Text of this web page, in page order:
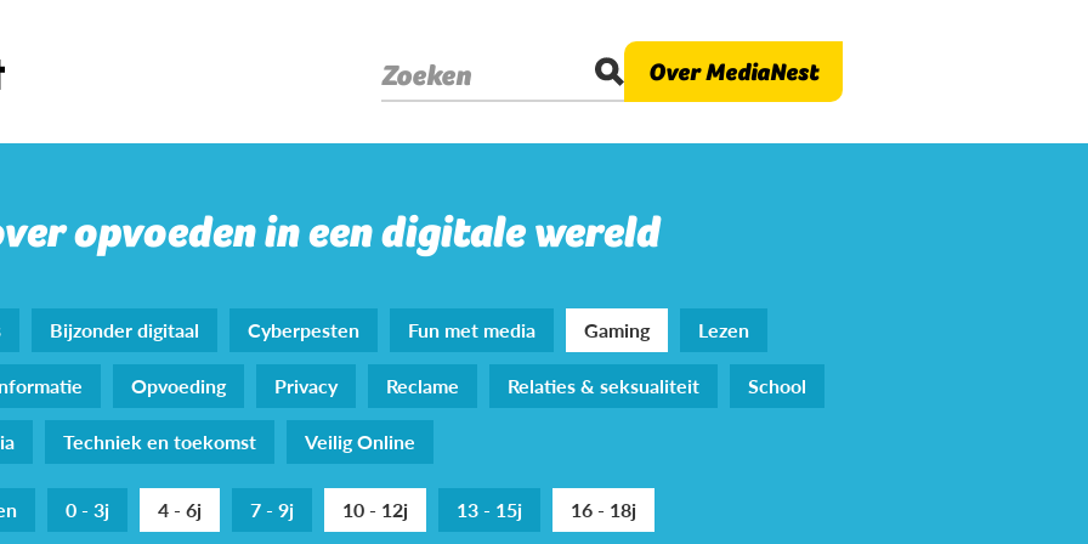
Zoeken Over MediaNest
opvoeden in een digitale wereld
Bijzonder digitaal Cyberpesten Fun met media Gaming
Lezen
Opvoeding Privacy Reclame Relaties & seksualiteit
School
Techniek en toekomst Veilig Online
0 - 3j 4 - 6j 7 - 9j 10 - 12j 13 - 15j 16 - 18j